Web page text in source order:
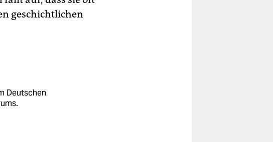
geschichtlichen
Deutschen